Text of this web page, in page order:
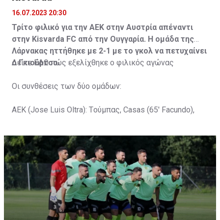
16.07.2023 20:30
Τρίτο φιλικό για την ΑΕΚ στην Αυστρία απέναντι
στην Kisvarda FC από την Ουγγαρία. Η ομάδα της
Λάρνακας ηττήθηκε με 2-1 με το γκολ να πετυχαίνει
ο Γκιούρτσο.
ΔείτεΕΔΩπώς εξελίχθηκε ο φιλικός αγώνας
Οι συνθέσεις των δύο ομάδων:
ΑΕΚ (Jose Luis Oltra): Tούμπας, Casas (65' Facundo),
Gyurcso), Κaptoum (46' Καψής (65' Mάμας), Roberge (65'
Tomovic), Aνδρέου (65' Angel) , Κωνσταντή (65' Sol),
Τζιωρτζής (65' Faraj), Κατελάρης (65' Milicevic).
Στον πάγκο: Piric, Στυλιανίδης, Tomovic, Καψής, Sol,
Faraj, Lopes, Angel, Milicevic, Pons, Εγγλέζου, Facundo,
Gonzalez, Guyrcso, Μάμας.